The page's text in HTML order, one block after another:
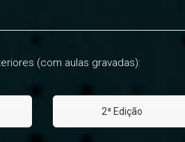
(com aulas gravadas):
2ª Edição